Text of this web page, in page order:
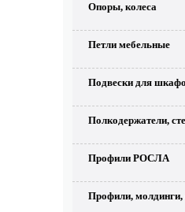
Опоры, колеса
Петли мебельные
Подвески для
Полкодержатели,
Профили РОСЛА
Профили, молдинги,